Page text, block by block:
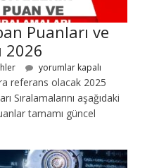
Puanları ve
2026
yorumlar kapalı
referans olacak 2025
Sıralamalarını aşağıdaki
tamamı güncel